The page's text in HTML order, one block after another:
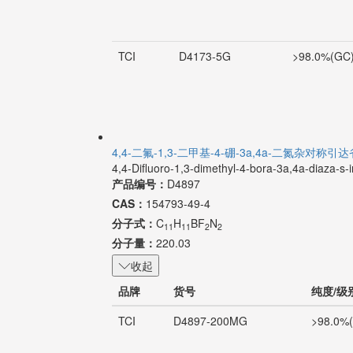
TCI D4173-5G
4,4-二氟-1,3-二甲基-4-硼-3a,4a-二氮杂对称引达
4,4-Difluoro-1,3-dimethyl-4-bora-3a,4a-diaza-s-
产品编号： D4897
CAS： 154793-49-4
分子式： C11 H11 BF2N2
分子量： 220.03
收起
品牌
货号
纯度/级
TCI
D4897-200MG